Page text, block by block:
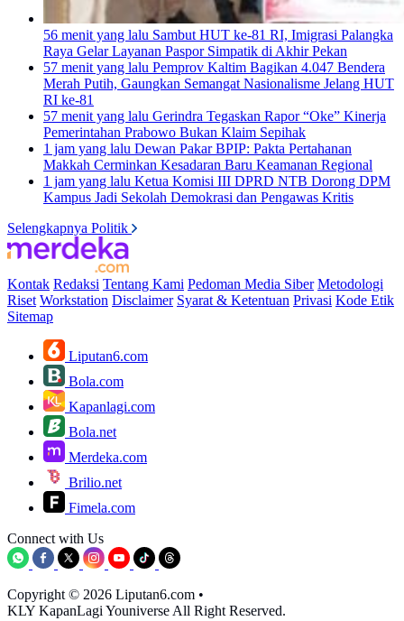
56 menit yang lalu Sambut HUT ke-81 RI, Imigrasi Palangka
Raya Gelar Layanan Paspor Simpatik di Akhir Pekan
57 menit yang lalu Pemprov Kaltim Bagikan 4.047 Bendera
Merah Putih, Gaungkan Semangat Nasionalisme Jelang HUT
RI ke-81
57 menit yang lalu Gerindra Tegaskan Rapor “Oke” Kinerja
Pemerintahan Prabowo Bukan Klaim Sepihak
1 jam yang lalu Dewan Pakar BPIP: Pakta Pertahanan
Makkah Cerminkan Kesadaran Baru Keamanan Regional
1 jam yang lalu Ketua Komisi III DPRD NTB Dorong DPM
Kampus Jadi Sekolah Demokrasi dan Pengawas Kritis
Selengkapnya Politik
Kontak Redaksi Tentang Kami Pedoman Media Siber Metodologi
Riset Workstation Disclaimer Syarat & Ketentuan Privasi Kode Etik
Sitemap
Liputan6.com
Bola.com
Kapanlagi.com
Bola.net
Merdeka.com
Brilio.net
Fimela.com
Connect with Us
Copyright © 2026 Liputan6.com •
KLY KapanLagi Youniverse All Right Reserved.